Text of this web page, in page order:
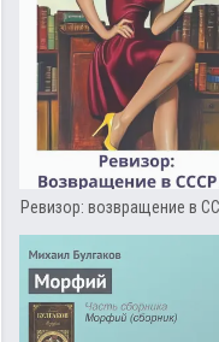
Ревизор: возвращение в